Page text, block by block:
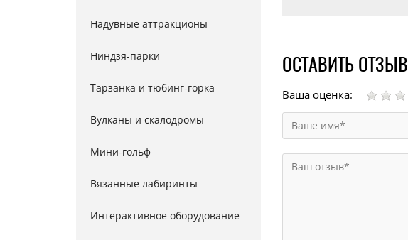
Надувные аттракционы
Ниндзя-парки
Тарзанка и тюбинг-горка
Вулканы и скалодромы
Мини-гольф
Вязанные лабиринты
Интерактивное оборудование
ОСТАВИТЬ ОТЗЫВ
Ваша оценка: